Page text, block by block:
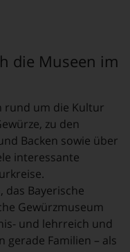
die Museen im
rund um die Kultur
zu den
Backen sowie über
interessante
das Bayerische
Gewürzmuseum
und lehrreich und
gerade Familien – als